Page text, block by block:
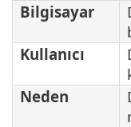
Bilgisayar
Kullanıcı
Neden